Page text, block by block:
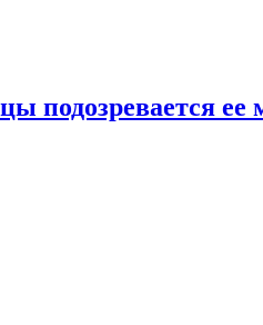
подозревается ее